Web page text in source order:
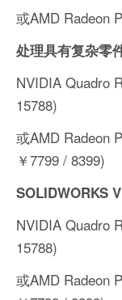
或AMD Radeon
处理具有复杂零
NVIDIA Quadro
15788)
或AMD Radeon
￥7799 / 8399)
SOLIDWORKS
NVIDIA Quadro
15788)
或AMD Radeon